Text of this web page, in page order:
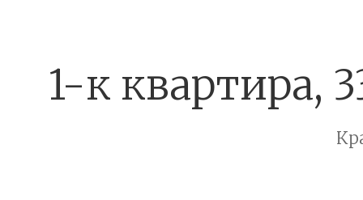
1-к квартира,